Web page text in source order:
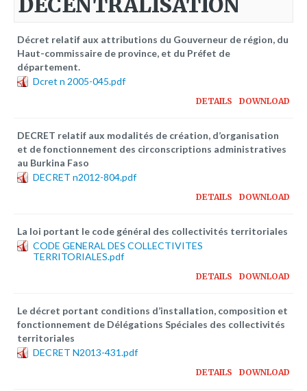
Avec la Fondation Hanns Seidel
Documentations
Avec l'Institut Danois des Droits de l'Homme
E-services
Plateforme pédagogique
Centre de téléchargement
Nous Ecrire
logo
Décret relatif aux attributions du Gouverneur de région, du
Haut-commissaire de province, et du Préfet de
département.
Dcret n 2005-045.pdf
DOWNLOAD
DETAILS
DECRET relatif aux modalités de création, d’organisation
et de fonctionnement des circonscriptions administratives
au Burkina Faso
DECRET n2012-804.pdf
DOWNLOAD
DETAILS
La loi portant le code général des collectivités territoriales
CODE GENERAL DES COLLECTIVITES
TERRITORIALES.pdf
DOWNLOAD
DETAILS
Le décret portant conditions d’installation, composition et
fonctionnement de Délégations Spéciales des collectivités
territoriales
DECRET N2013-431.pdf
DOWNLOAD
DETAILS